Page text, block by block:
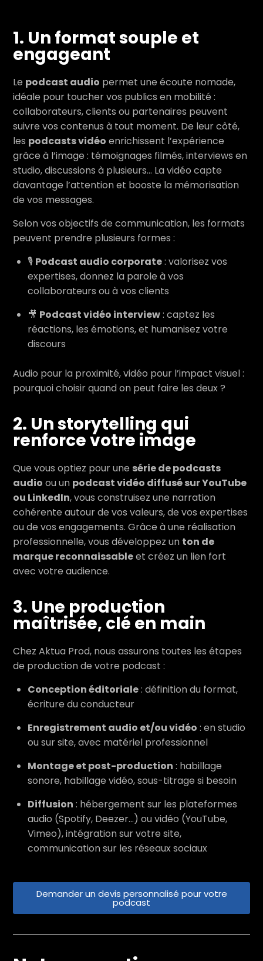
1. Un format souple et
engageant
Le podcast audio permet une écoute nomade,
idéale pour toucher vos publics en mobilité :
collaborateurs, clients ou partenaires peuvent
suivre vos contenus à tout moment. De leur côté,
les podcasts vidéo enrichissent l’expérience
grâce à l’image : témoignages filmés, interviews en
studio, discussions à plusieurs… La vidéo capte
davantage l’attention et booste la mémorisation
de vos messages.
Selon vos objectifs de communication, les formats
peuvent prendre plusieurs formes :
🎙️ Podcast audio corporate: valorisez vos
expertises, donnez la parole à vos
collaborateurs ou à vos clients
🎥 Podcast vidéo interview: captez les
réactions, les émotions, et humanisez votre
discours
Audio pour la proximité, vidéo pour l’impact visuel :
pourquoi choisir quand on peut faire les deux ?
2. Un storytelling qui
renforce votre image
Que vous optiez pour une série de podcasts
audio ou un podcast vidéo diffusé sur YouTube
ou LinkedIn, vous construisez une narration
cohérente autour de vos valeurs, de vos expertises
ou de vos engagements. Grâce à une réalisation
professionnelle, vous développez un ton de
marque reconnaissableet créez un lien fort
avec votre audience.
3. Une production
maîtrisée, clé en main
Chez Aktua Prod, nous assurons toutes les étapes
de production de votre podcast :
Conception éditoriale: définition du format,
écriture du conducteur
Enregistrement audio et/ou vidéo : en studio
ou sur site, avec matériel professionnel
Montage et post-production : habillage
sonore, habillage vidéo, sous-titrage si besoin
Diffusion : hébergement sur les plateformes
audio (Spotify, Deezer…) ou vidéo (YouTube,
Vimeo), intégration sur votre site,
communication sur les réseaux sociaux
Demander un devis personnalisé pour votre
podcast